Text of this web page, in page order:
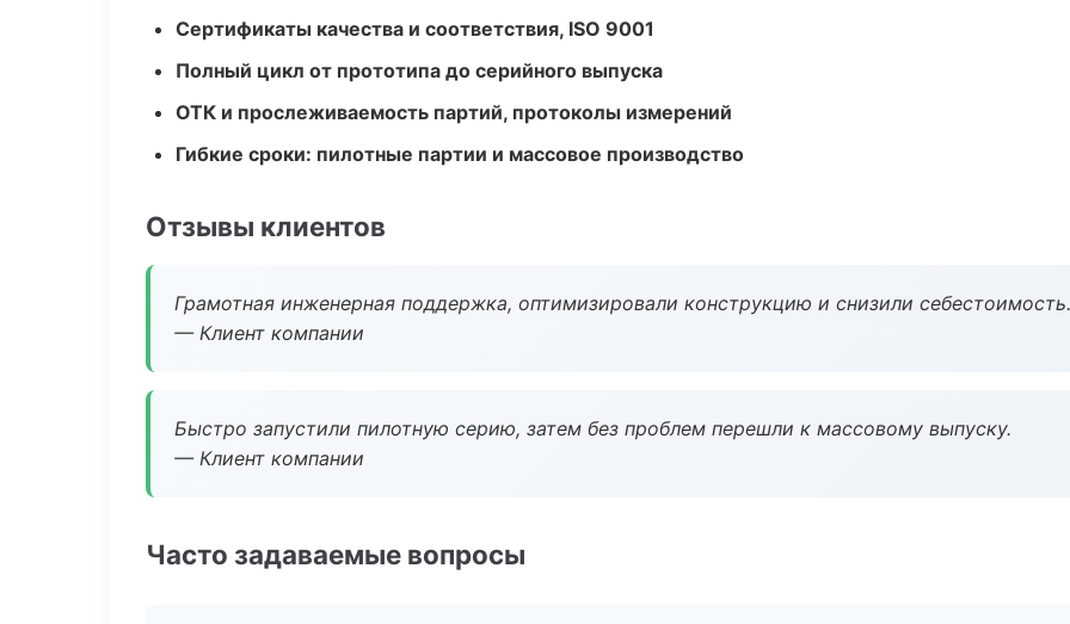
Сертификаты качества и соответствия, ISO 9001
Полный цикл от прототипа до серийного выпуска
ОТК и прослеживаемость партий, протоколы измерений
Гибкие сроки: пилотные партии и массовое производство
Отзывы клиентов
Грамотная инженерная поддержка, оптимизировали конструкцию и снизили себестоимость.
— Клиент компании
Быстро запустили пилотную серию, затем без проблем перешли к массовому выпуску.
— Клиент компании
Часто задаваемые вопросы